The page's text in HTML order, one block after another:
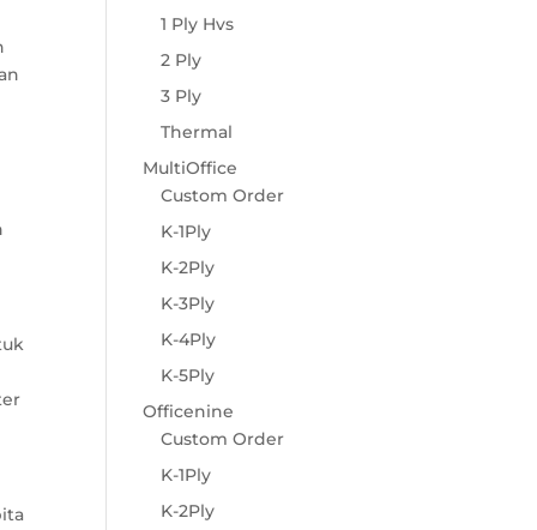
1 Ply Hvs
2 Ply
3 Ply
Thermal
MultiOffice
Custom Order
K-1Ply
K-2Ply
K-3Ply
K-4Ply
K-5Ply
Officenine
Custom Order
K-1Ply
K-2Ply